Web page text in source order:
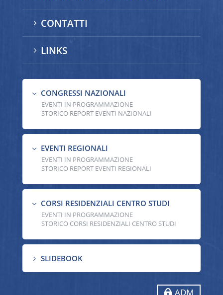
5 CONTATTI
5 LINKS
3 CONGRESSI NAZIONALI
EVENTI IN PROGRAMMAZIONE
STORICO REPORT EVENTI NAZIONALI
3 EVENTI REGIONALI
EVENTI IN PROGRAMMAZIONE
STORICO REPORT EVENTI REGIONALI
3 CORSI RESIDENZIALI CENTRO STUDI
EVENTI IN PROGRAMMAZIONE
STORICO CORSI RESIDENZIALI CENTRO STUDI
5 SLIDEBOOK
ADM